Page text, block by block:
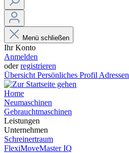
Menü schließen
Ihr Konto
Anmelden
oderregistrieren
Übersicht Persönliches Profil Adressen
Home
Neumaschinen
Gebrauchtmaschinen
Leistungen
Unternehmen
Schreinertraum
FlexiMoveMaster IQ